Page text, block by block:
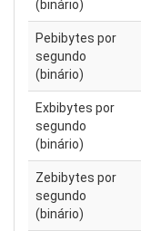
(binário)
Pebibytes por
segundo
(binário)
Exbibytes por
segundo
(binário)
Zebibytes por
segundo
(binário)